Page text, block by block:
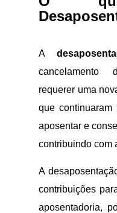
A
cancelamento
requerer uma
que
aposentar e
contribuindo com
A
contribuições
aposentadoria,